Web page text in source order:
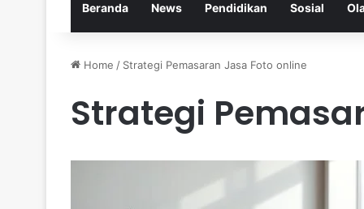
Beranda News Pendidikan Sosial
Home / Strategi Pemasaran Jasa Foto online
Strategi